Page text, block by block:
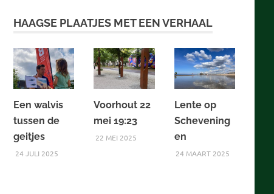
HAAGSE PLAATJES MET EEN VERHAAL
Een walvis
tussen de
geitjes
24 JULI 2025
Voorhout 22
mei 19:23
22 MEI 2025
Lente op
Schevening
en
24 MAART 2025